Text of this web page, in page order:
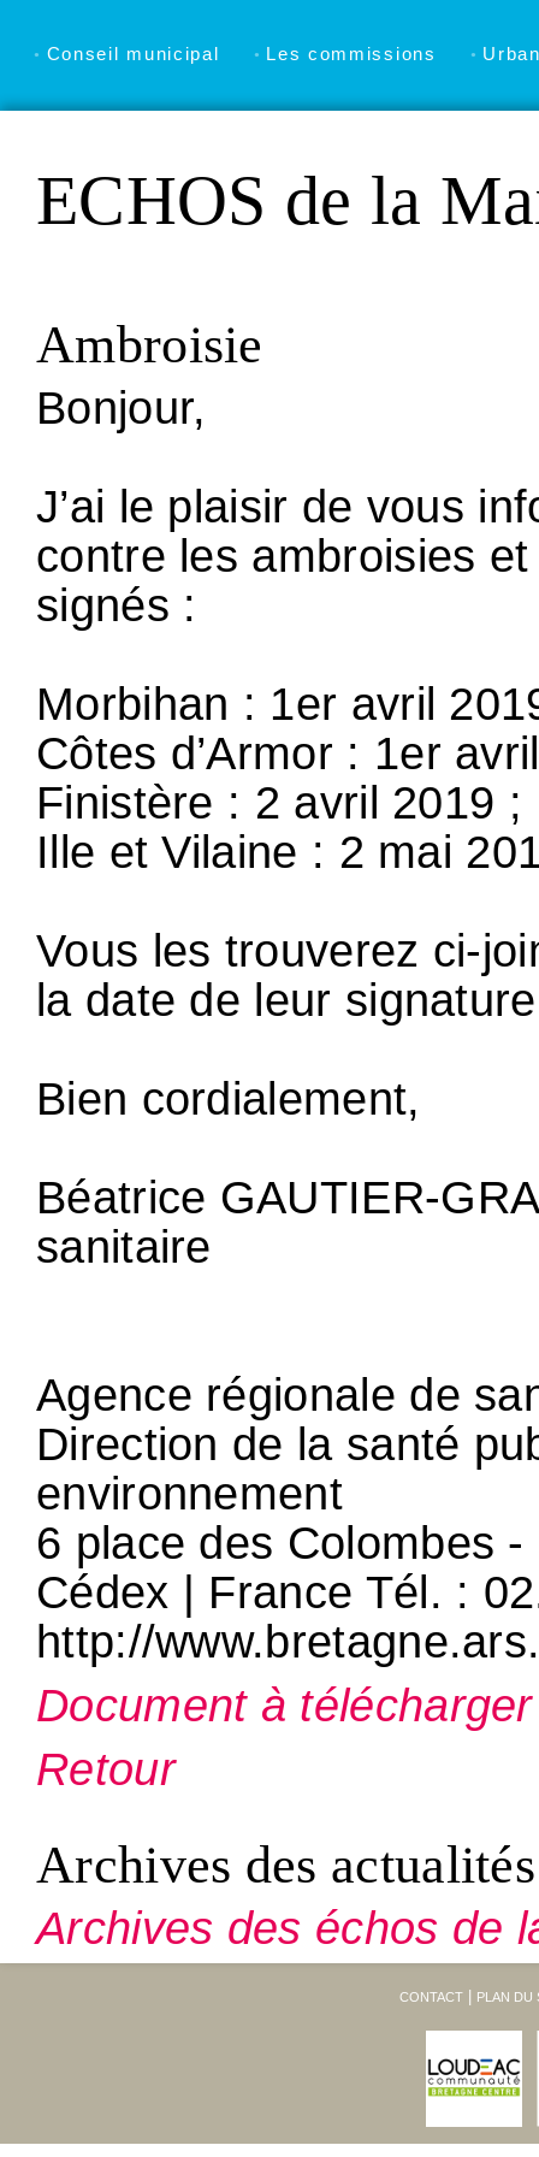
Conseil municipal Les commissions
ECHOS de la
Ambroisie
Bonjour,
J’ai le plaisir de vous
contre les ambroisies
signés :
Morbihan : 1er avril
Côtes d’Armor : 1er
Finistère : 2 avril 2019 ;
Ille et Vilaine : 2 mai
Vous les trouverez ci-
la date de leur
Bien cordialement,
Béatrice GAUTIER-
sanitaire
Agence régionale de
Direction de la santé
environnement
6 place des Colombes
Cédex | France Tél. :
http://
Document à télécharger
Retour
Archives des actualités
Archives des échos de
CONTACT PLAN DU